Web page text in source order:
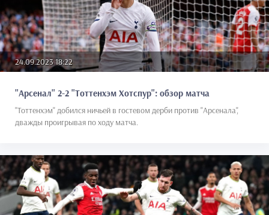
24.09.2023 18:22
"Арсенал" 2-2 "Тоттенхэм Хотспур": обзор матча
"Тоттенхэм" добился ничьей в гостевом дерби против "Арсенала",
дважды проигрывая по ходу матча.